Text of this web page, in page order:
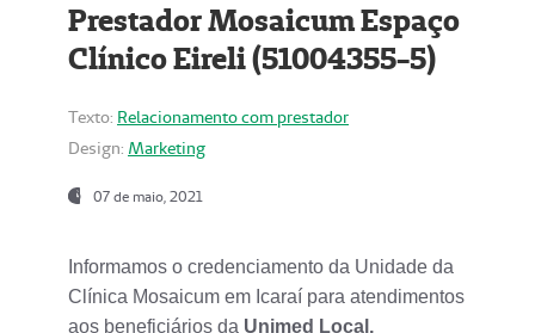
Prestador Mosaicum Espaço
Clínico Eireli (51004355-5)
Texto: Relacionamento com prestador
Design: Marketing
07 de maio, 2021
Informamos o credenciamento da Unidade da
Clínica Mosaicum em Icaraí para atendimentos
aos beneficiários da Unimed Local,